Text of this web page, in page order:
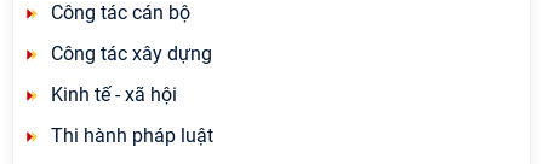
Công tác cán bộ
Công tác xây dựng
Kinh tế - xã hội
Thi hành pháp luật